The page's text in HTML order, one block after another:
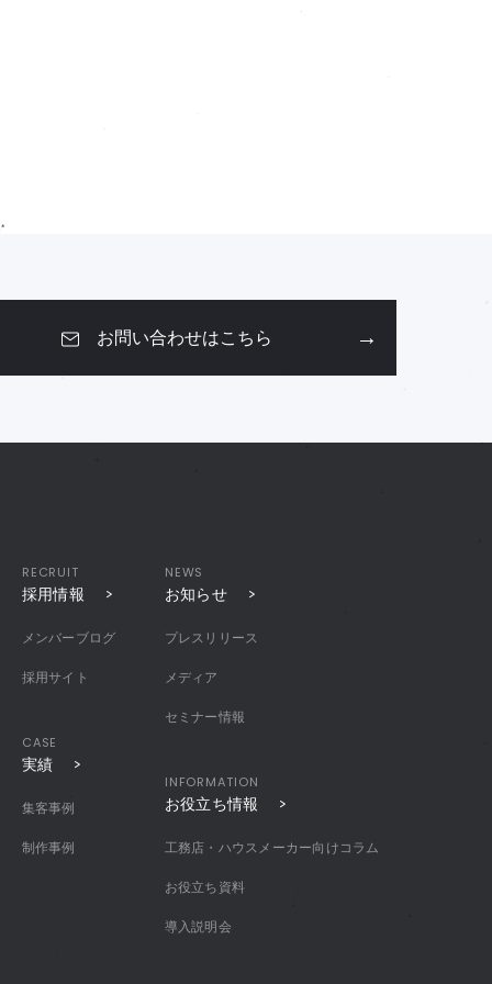
お問い合わせはこちら
RECRUIT
採用情報
メンバーブログ
採用サイト
CASE
実績
集客事例
制作事例
NEWS
お知らせ
プレスリリース
メディア
セミナー情報
INFORMATION
お役立ち情報
工務店・ハウスメーカー向けコラム
お役立ち資料
導入説明会